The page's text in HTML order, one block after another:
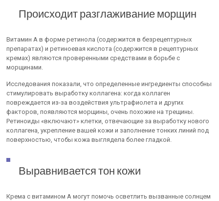
Происходит разглаживание морщин
Витамин А в форме ретинола (содержится в безрецептурных
препаратах) и ретиноевая кислота (содержится в рецептурных
кремах) являются проверенными средствами в борьбе с
морщинами.
Исследования показали, что определенные ингредиенты способны
стимулировать выработку коллагена: когда коллаген
повреждается из-за воздействия ультрафиолета и других
факторов, появляются морщины, очень похожие на трещины.
Ретиноиды «включают» клетки, отвечающие за выработку нового
коллагена, укрепление вашей кожи и заполнение тонких линий под
поверхностью, чтобы кожа выглядела более гладкой.
Выравнивается тон кожи
Крема с витамином А могут помочь осветлить вызванные солнцем